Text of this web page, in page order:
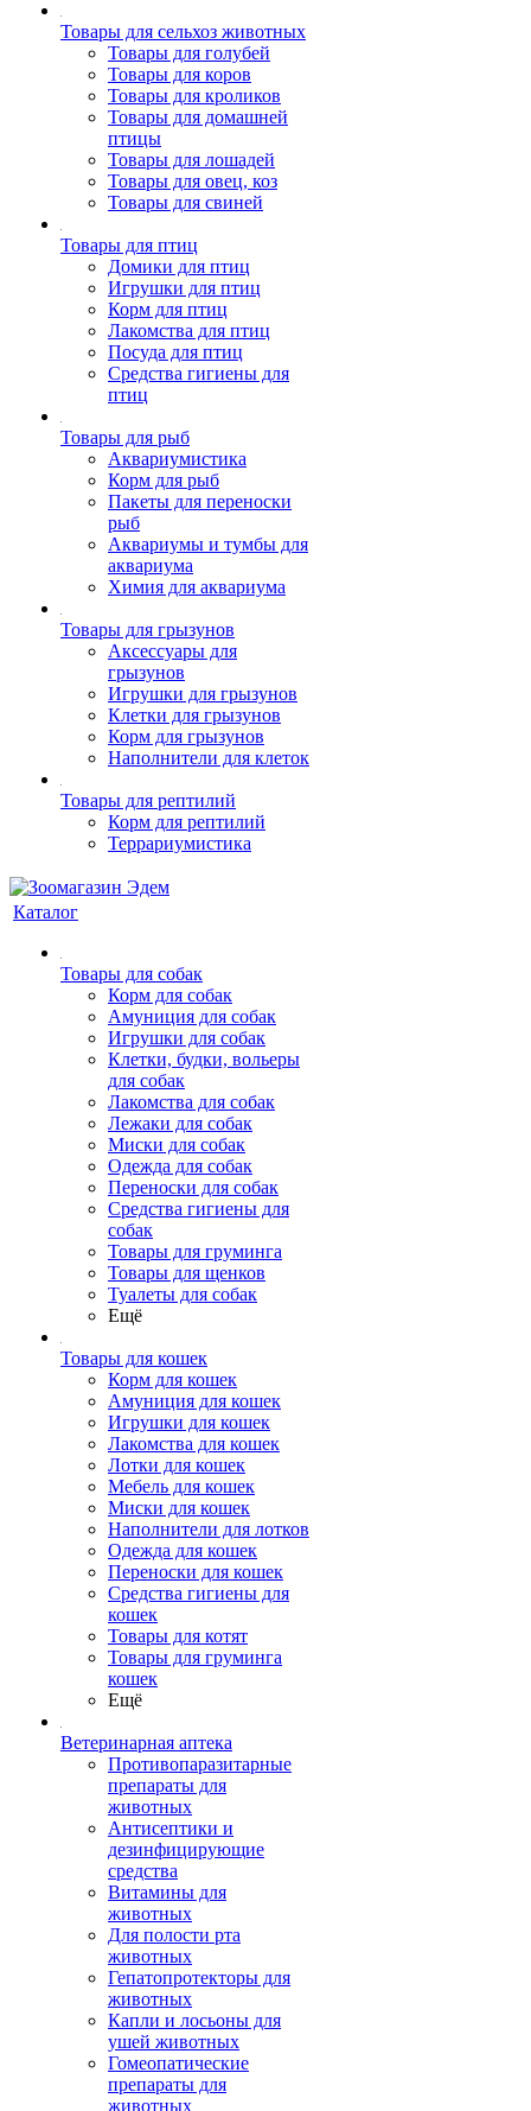
Товары для сельхоз животных
Товары для голубей
Товары для коров
Товары для кроликов
Товары для домашней
птицы
Товары для лошадей
Товары для овец, коз
Товары для свиней
Товары для птиц
Домики для птиц
Игрушки для птиц
Корм для птиц
Лакомства для птиц
Посуда для птиц
Средства гигиены для
птиц
Товары для рыб
Аквариумистика
Корм для рыб
Пакеты для переноски
рыб
Аквариумы и тумбы для
аквариума
Химия для аквариума
Товары для грызунов
Аксессуары для
грызунов
Игрушки для грызунов
Клетки для грызунов
Корм для грызунов
Наполнители для клеток
Товары для рептилий
Корм для рептилий
Террариумистика
Каталог
Товары для собак
Корм для собак
Амуниция для собак
Игрушки для собак
Клетки, будки, вольеры
для собак
Лакомства для собак
Лежаки для собак
Миски для собак
Одежда для собак
Переноски для собак
Средства гигиены для
собак
Товары для груминга
Товары для щенков
Туалеты для собак
Ещё
Товары для кошек
Корм для кошек
Амуниция для кошек
Игрушки для кошек
Лакомства для кошек
Лотки для кошек
Мебель для кошек
Миски для кошек
Наполнители для лотков
Одежда для кошек
Переноски для кошек
Средства гигиены для
кошек
Товары для котят
Товары для груминга
кошек
Ещё
Ветеринарная аптека
Противопаразитарные
препараты для
животных
Антисептики и
дезинфицирующие
средства
Витамины для
животных
Для полости рта
животных
Гепатопротекторы для
животных
Капли и лосьоны для
ушей животных
Гомеопатические
препараты для
животных